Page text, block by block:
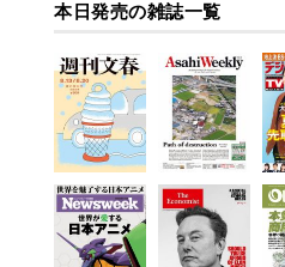
本日発売の雑誌一覧